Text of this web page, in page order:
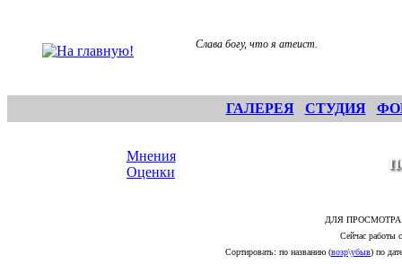
Слава богу, что я атеист.
ГАЛЕРЕЯ СТУДИЯ
Мнения
Оценки
ДЛЯ
Сейчас работы
Сортировать: по названию (возр\убыв) по